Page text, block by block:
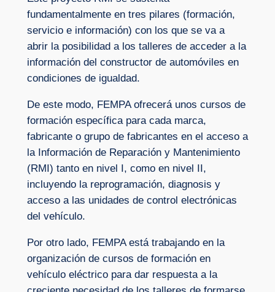
fundamentalmente en tres pilares (formación,
servicio e información) con los que se va a
abrir la posibilidad a los talleres de acceder a la
información del constructor de automóviles en
condiciones de igualdad.
De este modo, FEMPA ofrecerá unos cursos de
formación específica para cada marca,
fabricante o grupo de fabricantes en el acceso a
la Información de Reparación y Mantenimiento
(RMI) tanto en nivel I, como en nivel II,
incluyendo la reprogramación, diagnosis y
acceso a las unidades de control electrónicas
del vehículo.
Por otro lado, FEMPA está trabajando en la
organización de cursos de formación en
vehículo eléctrico para dar respuesta a la